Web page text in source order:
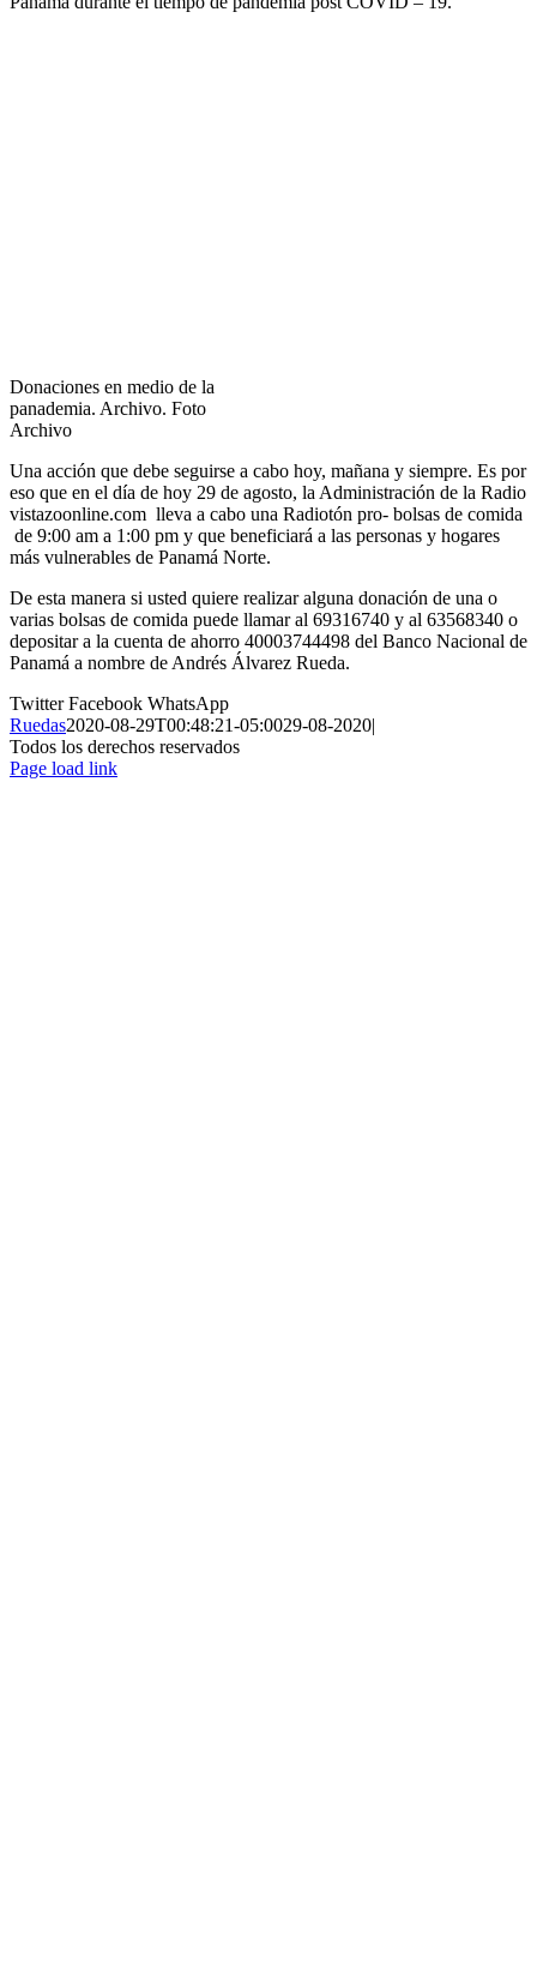
Donaciones en medio de la
panademia. Archivo. Foto
Archivo
Una acción que debe seguirse a cabo hoy, mañana y siempre. Es por
eso que en el día de hoy 29 de agosto, la Administración de la Radio
vistazoonline.com lleva a cabo una Radiotón pro- bolsas de comida
de 9:00 am a 1:00 pm y que beneficiará a las personas y hogares
más vulnerables de Panamá Norte.
De esta manera si usted quiere realizar alguna donación de una o
varias bolsas de comida puede llamar al 69316740 y al 63568340 o
depositar a la cuenta de ahorro 40003744498 del Banco Nacional de
Panamá a nombre de Andrés Álvarez Rueda.
TwitterFacebook WhatsApp
Ruedas2020-08-29T00:48:21-05:0029-08-2020|
Todos los derechos reservados
Page load link